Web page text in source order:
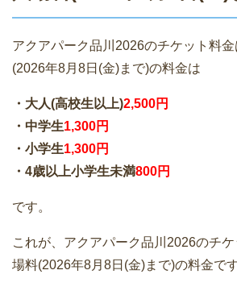
アクアパーク品川2026のチケット料
(2026年8月8日(金)まで)の料金は
・大人(高校生以上)2,500円
・中学生1,300円
・小学生1,300円
・4歳以上小学生未満800円
です。
これが、アクアパーク品川2026のチ
場料(2026年8月8日(金)まで)の料金です